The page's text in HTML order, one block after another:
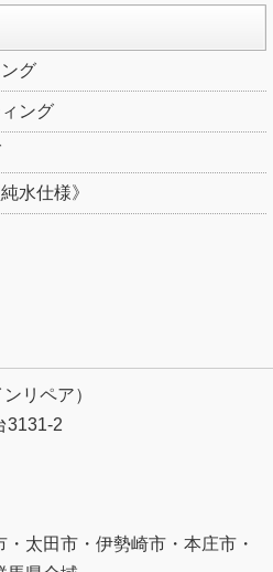
グ
ング
水仕様》
リペア）
3131-2
太田市・伊勢崎市・本庄市・